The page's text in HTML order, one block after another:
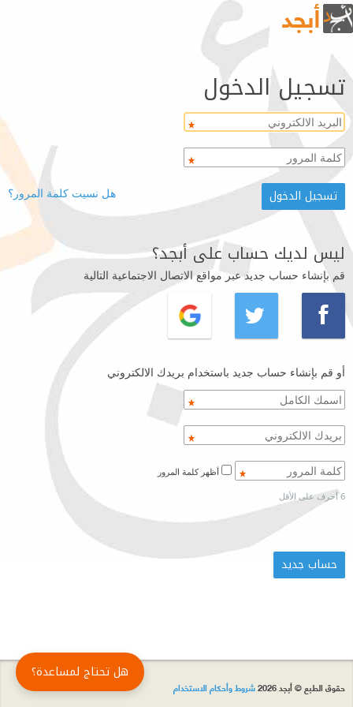
تسجيل الدخول
هل نسيت كلمة المرور؟
ليس لديك حساب على أبجد؟
قم بإنشاء حساب جديد عبر مواقع الاتصال الاجتماعية التالية
أو قم بإنشاء حساب جديد باستخدام بريدك الالكتروني
6 أحرف على الأقل
حقوق الطبع © أبجد 2026 شروط وأحكام الاستخدام
هل تحتاج لمساعدة؟